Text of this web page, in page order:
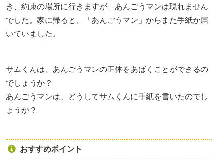
き、約束の場所に行きますが、あんごうマンは現れません
でした。家に帰ると、「あんごうマン」からまた手紙が届
いていました。
サムくんは、あんごうマンの正体をあばくことができるの
でしょうか？
あんごうマンは、どうしてサムくんに手紙を書いたのでし
ょうか？
おすすめポイント